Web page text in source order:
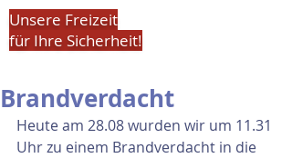
Unsere Freizeit
für Ihre Sicherheit!
Brandverdacht
Heute am 28.08 wurden wir um 11.31
Uhr zu einem Brandverdacht in die